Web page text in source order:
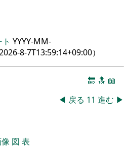
YYYY-MM-
8-7T13:59:14+09:00）
🔚 🔝 📖
◀ 戻る 11 進む ▶
図 表